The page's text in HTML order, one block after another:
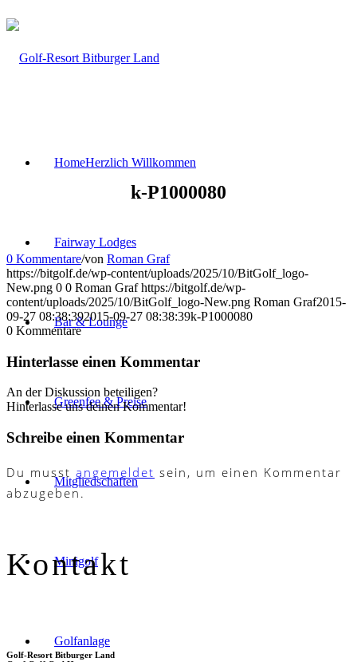
HomeHerzlich Willkommen
Fairway Lodges
Bar & Lounge
Greenfee & Preise
Mitgliedschaften
Minigolf
Golfanlage
k-P1000080
0 Kommentare/von Roman Graf
https://bitgolf.de/wp-content/uploads/2025/10/BitGolf_logo-
New.png 0 0 Roman Graf https://bitgolf.de/wp-
content/uploads/2025/10/BitGolf_logo-New.png Roman Graf2015-
09-27 08:38:392015-09-27 08:38:39k-P1000080
0 Kommentare
Hinterlasse einen Kommentar
An der Diskussion beteiligen?
Hinterlasse uns deinen Kommentar!
Schreibe einen Kommentar
Du musst angemeldet sein, um einen Kommentar
abzugeben.
Kontakt
Golf-Resort Bitburger Land